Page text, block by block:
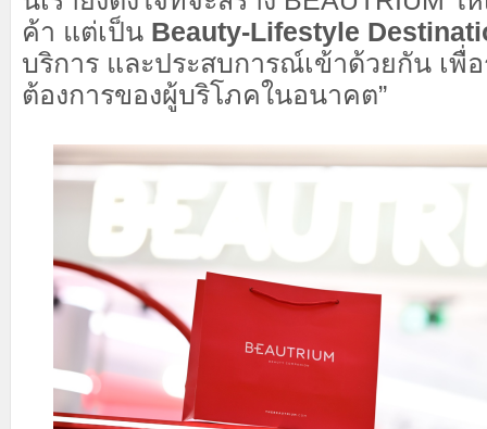
ค้า แต่เป็น Beauty-Lifestyle
บริการ และประสบการณ์เข้าด้วยกัน เพื่
ต้องการของผู้บริโภคในอนาคต”